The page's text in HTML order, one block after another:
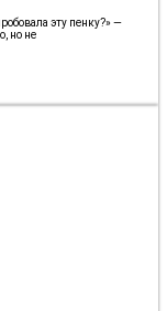
эту пенку?» —
но не